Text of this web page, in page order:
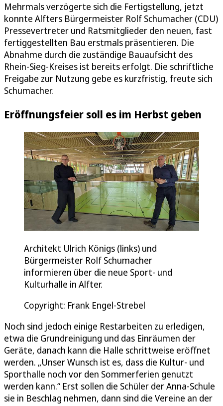
Mehrmals verzögerte sich die Fertigstellung, jetzt
konnte Alfters Bürgermeister Rolf Schumacher (CDU)
Pressevertreter und Ratsmitglieder den neuen, fast
fertiggestellten Bau erstmals präsentieren. Die
Abnahme durch die zuständige Bauaufsicht des
Rhein-Sieg-Kreises ist bereits erfolgt. Die schriftliche
Freigabe zur Nutzung gebe es kurzfristig, freute sich
Schumacher.
Eröffnungsfeier soll es im Herbst geben
Architekt Ulrich Königs (links) und
Bürgermeister Rolf Schumacher
informieren über die neue Sport- und
Kulturhalle in Alfter.
Copyright: Frank Engel-Strebel
Noch sind jedoch einige Restarbeiten zu erledigen,
etwa die Grundreinigung und das Einräumen der
Geräte, danach kann die Halle schrittweise eröffnet
werden. „Unser Wunsch ist es, dass die Kultur- und
Sporthalle noch vor den Sommerferien genutzt
werden kann.“ Erst sollen die Schüler der Anna-Schule
sie in Beschlag nehmen, dann sind die Vereine an der